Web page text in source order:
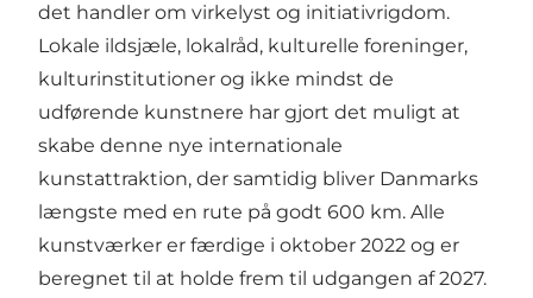
det handler om virkelyst og initiativrigdom.
Lokale ildsjæle, lokalråd, kulturelle foreninger,
kulturinstitutioner og ikke mindst de
udførende kunstnere har gjort det muligt at
skabe denne nye internationale
kunstattraktion, der samtidig bliver Danmarks
længste med en rute på godt 600 km. Alle
kunstværker er færdige i oktober 2022 og er
beregnet til at holde frem til udgangen af 2027.